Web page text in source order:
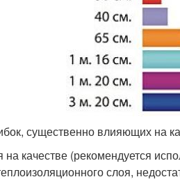
существенно влияющих на
на качестве (рекомендуется
слоя,